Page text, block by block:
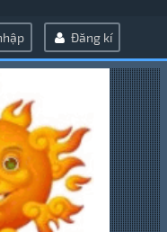
Đăng kí